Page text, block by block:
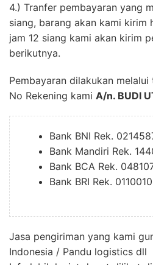
4.) Tranfer pembayaran yang
siang, barang akan kami kirim
jam 12 siang kami akan kirim
berikutnya.
Pembayaran dilakukan
No Rekening kami A/n. BUDI
Bank BNI Rek.
Bank Mandiri Rek.
Bank BCA Rek.
Bank BRI Rek.
Jasa pengiriman yang kami
Indonesia / Pandu logistics dll